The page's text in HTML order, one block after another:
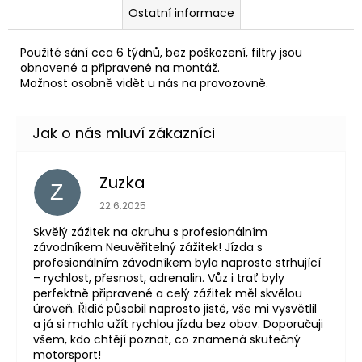
Ostatní informace
Použité sání cca 6 týdnů, bez poškození, filtry jsou
obnovené a připravené na montáž.
Možnost osobně vidět u nás na provozovně.
Z Zuzka
Hodnocení obchodu je 5 z 5 hvězdiček.
22.6.2025
Skvělý zážitek na okruhu s profesionálním
závodníkem Neuvěřitelný zážitek! Jízda s
profesionálním závodníkem byla naprosto strhující
– rychlost, přesnost, adrenalin. Vůz i trať byly
perfektně připravené a celý zážitek měl skvělou
úroveň. Řidič působil naprosto jistě, vše mi vysvětlil
a já si mohla užít rychlou jízdu bez obav. Doporučuji
všem, kdo chtějí poznat, co znamená skutečný
motorsport!